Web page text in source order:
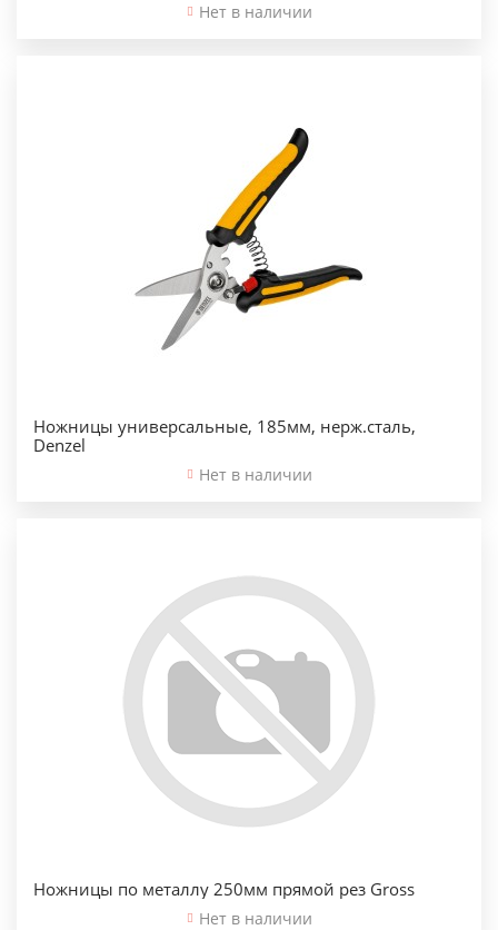
Нет в наличии
Ножницы универсальные, 185мм, нерж.сталь,
Denzel
Нет в наличии
Ножницы по металлу 250мм прямой рез Gross
Нет в наличии